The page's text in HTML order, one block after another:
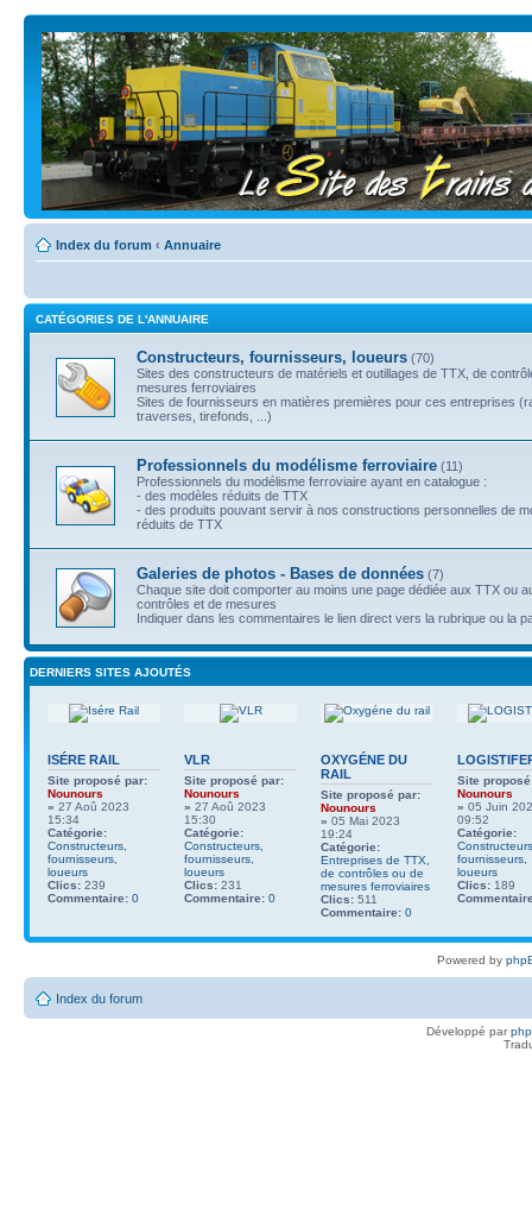
Index du forum ‹ Annuaire
CATÉGORIES DE L'ANNUAIRE
Constructeurs, fournisseurs, loueurs (70)
Sites des constructeurs de matériels et outillages de TTX, de
mesures ferroviaires
Sites de fournisseurs en matières premières pour ces entreprises
traverses, tirefonds, ...)
Professionnels du modélisme ferroviaire (11)
Professionnels du modélisme ferroviaire ayant en catalogue :
- des modèles réduits de TTX
- des produits pouvant servir à nos constructions personnelles de
réduits de TTX
Galeries de photos - Bases de données (7)
Chaque site doit comporter au moins une page dédiée aux TTX ou
contrôles et de mesures
Indiquer dans les commentaires le lien direct vers la rubrique ou la
DERNIERS SITES AJOUTÉS
ISÉRE RAIL
Site proposé par:
Nounours
» 27 Aoû 2023
15:34
Catégorie:
Constructeurs,
fournisseurs,
loueurs
Clics: 239
Commentaire: 0
VLR
Site proposé par:
Nounours
» 27 Aoû 2023
15:30
Catégorie:
Constructeurs,
fournisseurs,
loueurs
Clics: 231
Commentaire: 0
OXYGÉNE DU
RAIL
Site proposé par:
Nounours
» 05 Mai 2023
19:24
Catégorie:
Entreprises de TTX,
de contrôles ou de
mesures ferroviaires
Clics: 511
Commentaire: 0
Site
Nounours
» 05 Juin
09:52
Catégorie:
fournisseurs,
loueurs
Clics: 189
Powered by
Index du forum
Développé par